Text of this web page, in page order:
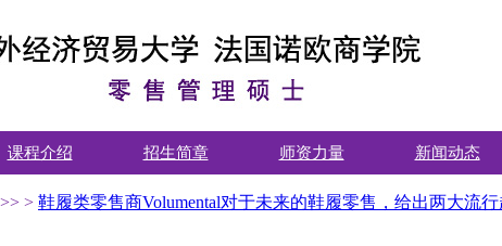
课程介绍 招生简章 师资力量 新闻动态
>> > 鞋履类零售商Volumental对于未来的鞋履零售，给出两大流